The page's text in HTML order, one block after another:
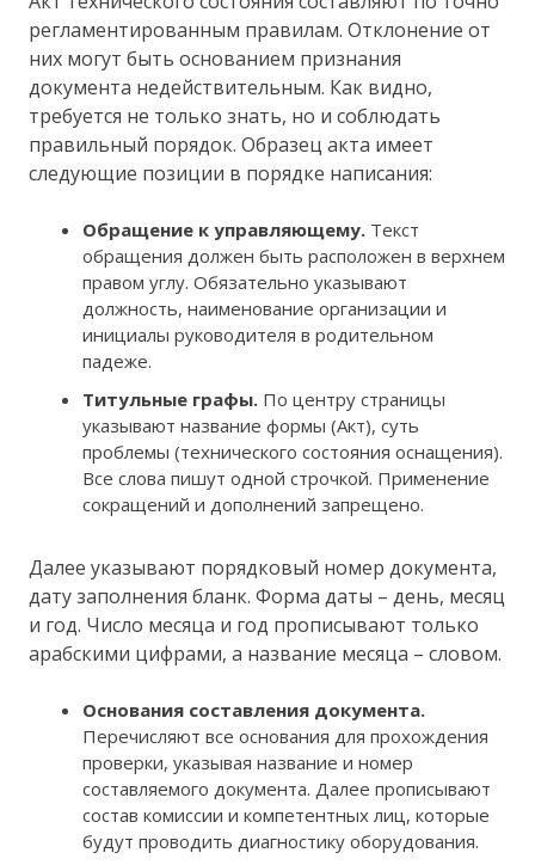
регламентированным правилам. Отклонение от
них могут быть основанием признания
документа недействительным. Как видно,
требуется не только знать, но и соблюдать
правильный порядок. Образец акта имеет
следующие позиции в порядке написания:
Обращение к управляющему. Текст
обращения должен быть расположен в верхнем
правом углу. Обязательно указывают
должность, наименование организации и
инициалы руководителя в родительном
падеже.
Титульные графы. По центру страницы
указывают название формы (Акт), суть
проблемы (технического состояния оснащения).
Все слова пишут одной строчкой. Применение
сокращений и дополнений запрещено.
Далее указывают порядковый номер документа,
дату заполнения бланк. Форма даты – день, месяц
и год. Число месяца и год прописывают только
арабскими цифрами, а название месяца – словом.
Основания составления документа.
Перечисляют все основания для прохождения
проверки, указывая название и номер
составляемого документа. Далее прописывают
состав комиссии и компетентных лиц, которые
будут проводить диагностику оборудования.